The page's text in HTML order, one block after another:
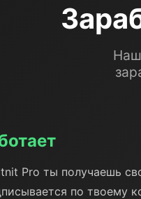
Pro ты получаешь
по твоему